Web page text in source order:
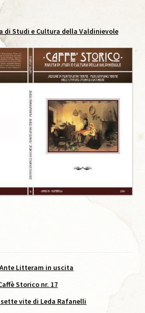
2020
2019
2019
di Studi e Cultura della Valdinievole
Ante Litteram in uscita
Storico nr. 17
vite di Leda Rafanelli